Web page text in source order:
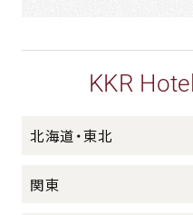
KKR
北海道・東北
関東